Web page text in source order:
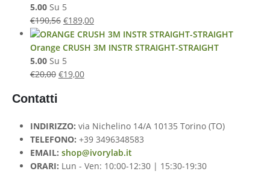
5.00Su 5
€190,56 €189,00
Orange CRUSH 3M INSTR STRAIGHT-STRAIGHT
5.00Su 5
€20,00 €19,00
Contatti
INDIRIZZO: via Nichelino 14/A 10135 Torino (TO)
TELEFONO: +39 3496348583
EMAIL: shop@ivorylab.it
ORARI: Lun - Ven: 10:00-12:30 | 15:30-19:30